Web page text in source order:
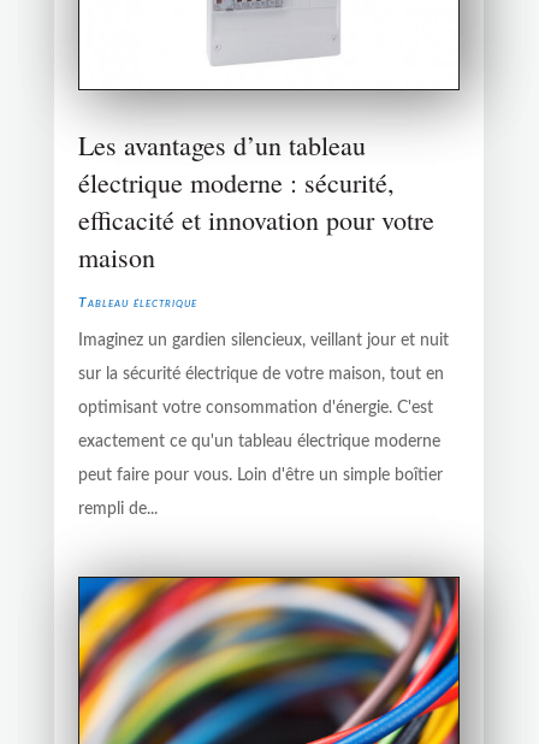
Les avantages d’un tableau
électrique moderne : sécurité,
efficacité et innovation pour votre
maison
Tableau électrique
Imaginez un gardien silencieux, veillant jour et nuit
sur la sécurité électrique de votre maison, tout en
optimisant votre consommation d'énergie. C'est
exactement ce qu'un tableau électrique moderne
peut faire pour vous. Loin d'être un simple boîtier
rempli de...